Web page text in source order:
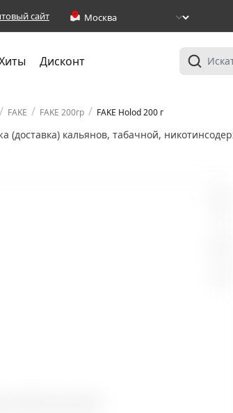
сайт
Дисконт
/ FAKE / FAKE 200гр / FAKE Holod 200 г
(доставка) кальянов, табачной,